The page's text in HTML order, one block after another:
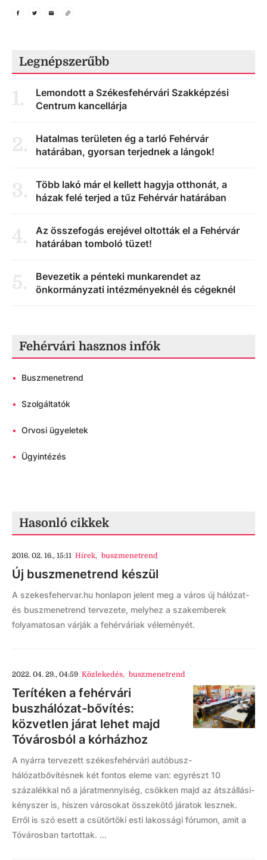
Legnépszerűbb
1.
Lemondott a Székesfehérvári Szakképzési
Centrum kancellárja
2.
Hatalmas területen ég a tarló Fehérvár
határában, gyorsan terjednek a lángok!
3.
Több lakó már el kellett hagyja otthonát, a
házak felé terjed a tűz Fehérvár határában
4.
Az összefogás erejével oltották el a Fehérvár
határában tomboló tüzet!
5.
Bevezetik a pénteki munkarendet az
önkormányzati intézményeknél és cégeknél
Fehérvári hasznos infók
• Buszmenetrend
• Szolgáltatók
• Orvosi ügyeletek
• Ügyintézés
Hasonló cikkek
2016. 02. 16., 15:11 Hírek, buszmenetrend
Új buszmenetrend készül
A szekesfehervar.hu honlapon jelent meg a város új hálózat-
és buszmenetrend tervezete, melyhez a szakemberek
folyamatosan várják a fehérváriak véleményét.
2022. 04. 29., 04:59 Közlekedés, buszmenetrend
Terítéken a fehérvári
buszhálózat-bővítés:
közvetlen járat lehet majd
Tóvárosból a kórházhoz
A nyárra tervezett székesfehérvári autóbusz-
hálózatbővítésnek két fontos eleme van: egyrészt 10
százalékkal nő a járatmennyiség, csökken majd az átszállási-
kényszer is, hiszen városokat összekötő járatok lesznek.
Erről is szó esett a csütörtöki esti lakossági fórumon, amit a
Tóvárosban tartottak. ...